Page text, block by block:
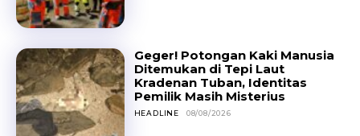
Geger! Potongan Kaki Manusia
Ditemukan di Tepi Laut
Kradenan Tuban, Identitas
Pemilik Masih Misterius
HEADLINE 08/08/2026